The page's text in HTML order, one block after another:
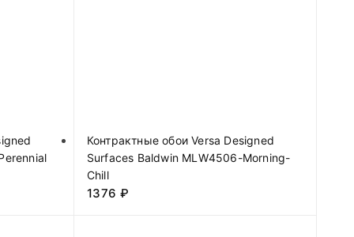
Контрактные обои Versa Designed
Surfaces Baldwin MLW4506-Morning-
Chill
1376₽